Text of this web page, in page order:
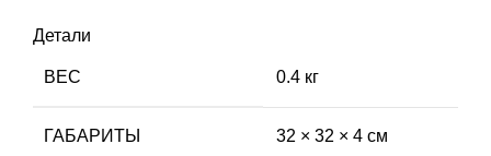
Детали
ВЕС 0.4 кг
ГАБАРИТЫ 32 × 32 × 4 см